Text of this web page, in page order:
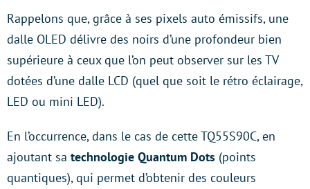
Rappelons que, grâce à ses pixels auto émissifs, une
dalle OLED délivre des noirs d’une profondeur bien
supérieure à ceux que l’on peut observer sur les TV
dotées d’une dalle LCD (quel que soit le rétro éclairage,
LED ou mini LED).
En l’occurrence, dans le cas de cette TQ55S90C, en
ajoutant sa technologie Quantum Dots (points
quantiques), qui permet d’obtenir des couleurs